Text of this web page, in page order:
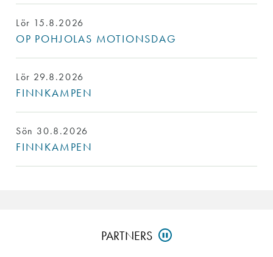
Lör 15.8.2026
OP POHJOLAS MOTIONSDAG
Lör 29.8.2026
FINNKAMPEN
Sön 30.8.2026
FINNKAMPEN
PARTNERS